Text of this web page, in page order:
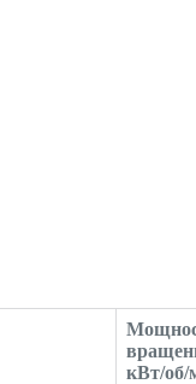
кВт/об/